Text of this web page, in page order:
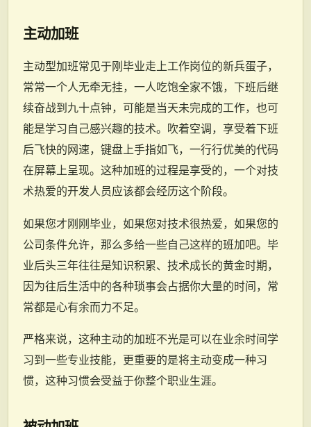
主动加班
主动型加班常见于刚毕业走上工作岗位的新兵蛋子，
常常一个人无牵无挂，一人吃饱全家不饿，下班后继
续奋战到九十点钟，可能是当天未完成的工作，也可
能是学习自己感兴趣的技术。吹着空调，享受着下班
后飞快的网速，键盘上手指如飞，一行行优美的代码
在屏幕上呈现。这种加班的过程是享受的，一个对技
术热爱的开发人员应该都会经历这个阶段。
如果您才刚刚毕业，如果您对技术很热爱，如果您的
公司条件允许，那么多给一些自己这样的班加吧。毕
业后头三年往往是知识积累、技术成长的黄金时期，
因为往后生活中的各种琐事会占据你大量的时间，常
常都是心有余而力不足。
严格来说，这种主动的加班不光是可以在业余时间学
习到一些专业技能，更重要的是将主动变成一种习
惯，这种习惯会受益于你整个职业生涯。